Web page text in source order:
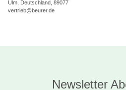
Ulm, Deutschland, 89077
vertrieb@beurer.de
Newsletter